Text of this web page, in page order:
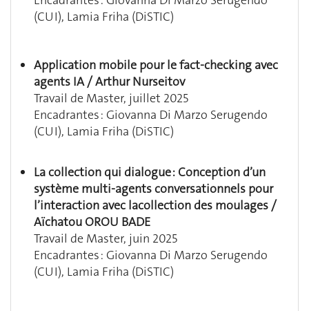
(CUI), Lamia Friha (DiSTIC)
Application mobile pour le fact-checking avec
agents IA /Arthur Nurseitov
Travail de Master, juillet 2025
Encadrantes : Giovanna Di Marzo Serugendo
(CUI), Lamia Friha (DiSTIC)
La collection qui dialogue : Conception d’un
système multi-agents conversationnels pour
l’interaction avec lacollection des moulages /
Aïchatou OROU BADE
Travail de Master, juin 2025
Encadrantes : Giovanna Di Marzo Serugendo
(CUI), Lamia Friha (DiSTIC)